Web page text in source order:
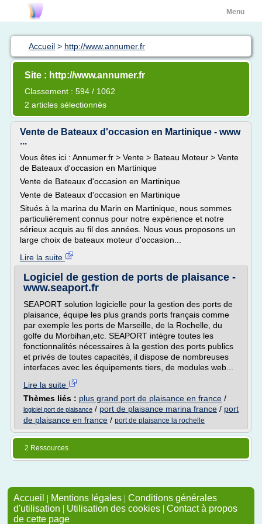
Menu
Accueil > http://www.annumer.fr
Site : http://www.annumer.fr
Classement : 594 / 1062
2 articles sélectionnés
Vente de Bateaux d'occasion en Martinique - www
...
Vous êtes ici : Annumer.fr > Vente > Bateau Moteur > Vente
de Bateaux d'occasion en Martinique
Vente de Bateaux d'occasion en Martinique
Vente de Bateaux d'occasion en Martinique
Situés à la marina du Marin en Martinique, nous sommes
particulièrement connus pour notre expérience et notre
sérieux acquis au fil des années. Nous vous proposons un
large choix de bateaux moteur d'occasion...
Lire la suite
Logiciel de gestion de ports de plaisance -
www.seaport.fr
SEAPORT solution logicielle pour la gestion des ports de
plaisance, équipe les plus grands ports français comme
par exemple les ports de Marseille, de la Rochelle, du
golfe du Morbihan,etc. SEAPORT intègre toutes les
fonctionnalités nécessaires à la gestion des ports publics
et privés de toutes capacités, il dispose de nombreuses
interfaces avec les équipements tiers, de modules web...
Lire la suite
Thèmes liés : plus grand port de plaisance en france /
logiciel port de plaisance / port de plaisance marina france / port
de plaisance en france / port de plaisance la rochelle
2 Ressources
Accueil | Mentions légales | Conditions générales
d'utilisation | Utilisation des cookies | Contact à propos
de cette page